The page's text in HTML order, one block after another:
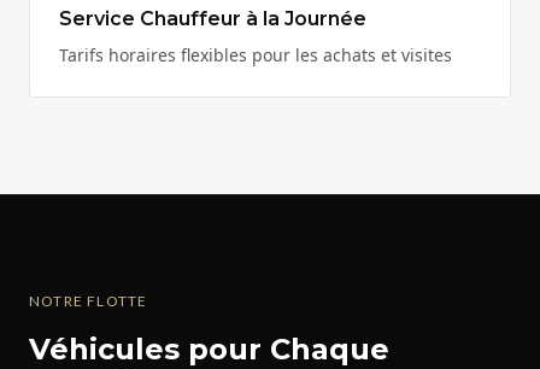
Service Chauffeur à la Journée
Tarifs horaires flexibles pour les achats et visites
NOTRE FLOTTE
Véhicules pour Chaque